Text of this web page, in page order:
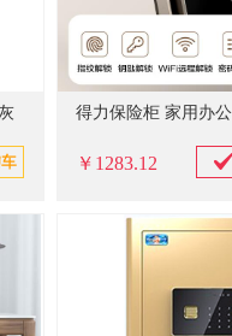
￥1283.12